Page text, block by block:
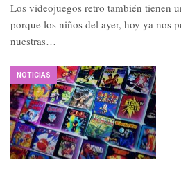
Los videojuegos retro también tienen
porque los niños del ayer, hoy ya nos
nuestras…
NOTICIAS